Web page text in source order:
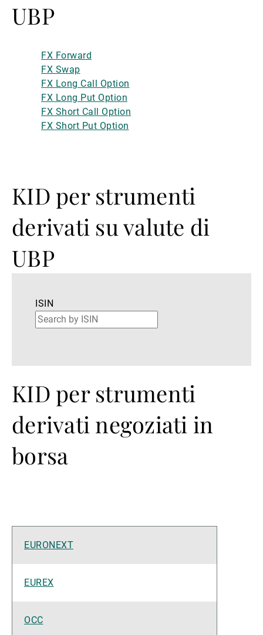
UBP
FX Forward
FX Swap
FX Long Call Option
FX Long Put Option
FX Short Call Option
FX Short Put Option
KID per strumenti
derivati su valute di
UBP
ISIN
KID per strumenti
derivati negoziati in
borsa
EURONEXT
EUREX
OCC